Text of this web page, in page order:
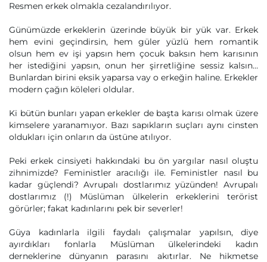
Resmen erkek olmakla cezalandırılıyor.
Günümüzde erkeklerin üzerinde büyük bir yük var. Erkek
hem evini geçindirsin, hem güler yüzlü hem romantik
olsun hem ev işi yapsın hem çocuk baksın hem karısının
her istediğini yapsın, onun her şirretliğine sessiz kalsın…
Bunlardan birini eksik yaparsa vay o erkeğin haline. Erkekler
modern çağın köleleri oldular.
Ki bütün bunları yapan erkekler de başta karısı olmak üzere
kimselere yaranamıyor. Bazı sapıkların suçları aynı cinsten
oldukları için onların da üstüne atılıyor.
Peki erkek cinsiyeti hakkındaki bu ön yargılar nasıl oluştu
zihnimizde? Feministler aracılığı ile. Feministler nasıl bu
kadar güçlendi? Avrupalı dostlarımız yüzünden! Avrupalı
dostlarımız (!) Müslüman ülkelerin erkeklerini terörist
görürler; fakat kadınlarını pek bir severler!
Güya kadınlarla ilgili faydalı çalışmalar yapılsın, diye
ayırdıkları fonlarla Müslüman ülkelerindeki kadın
derneklerine dünyanın parasını akıtırlar. Ne hikmetse